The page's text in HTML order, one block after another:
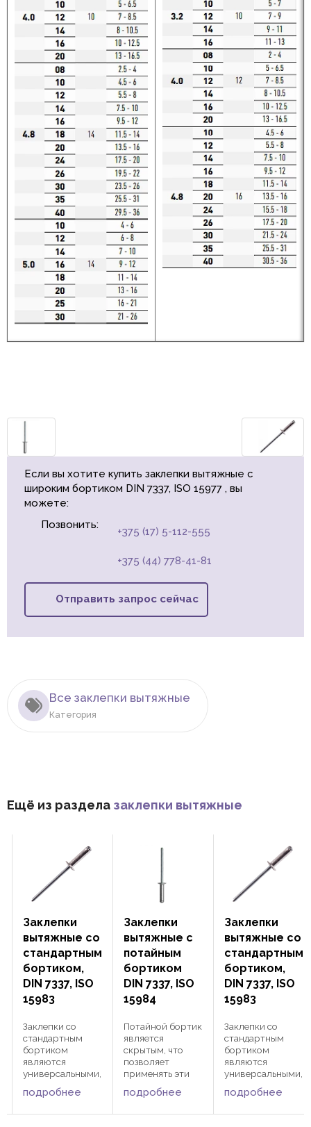
Если вы хотите купить заклепки вытяжные c
широким бортиком DIN 7337, ISO 15977 , вы
можете:
Позвонить:
+375 (17) 5-112-555
+375 (44) 778-41-81
Отправить запрос сейчас
Все заклепки вытяжные
Категория
Ещё из раздела заклепки вытяжные
Заклепки
вытяжные со
стандартным
бортиком,
DIN 7337, ISO
15983
Заклепки со
стандартным
бортиком
являются
универсальными,
что позволяет
применять эти
подробнее
Заклепки
вытяжные с
потайным
бортиком
DIN 7337, ISO
15984
Потайной бортик
является
скрытым, что
позволяет
применять эти
вытяжные
заклепки там, где
подробнее
Заклепки
вытяжные со
стандартным
бортиком,
DIN 7337, ISO
15983
Заклепки со
стандартным
бортиком
являются
универсальными,
что позволяет
применять эти
подробнее